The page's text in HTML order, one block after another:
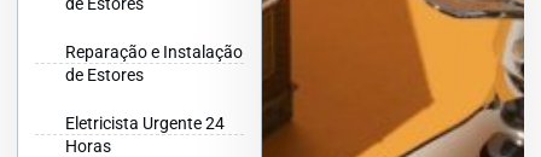
Reparação e Instalação
de Estores
Eletricista Urgente 24
Horas